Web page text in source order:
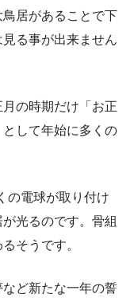
居があることで下
る事が出来ません
の時期だけ「お正
して年始に多くの
の電球が取り付け
光るのです。骨組
そうです。
ど新たな一年の誓